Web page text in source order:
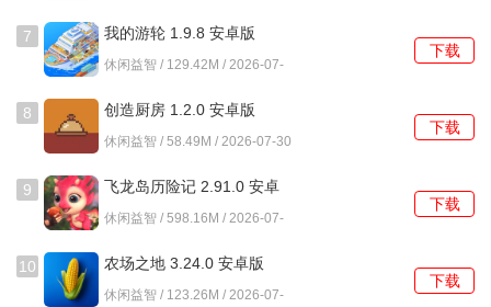
完美线条怎么玩？
1、观察圆环收缩的起始速度，初始阶段收缩较慢，适合调整
首次弹射角度。
2、面对光滑障碍物，需计算反弹后的路径，避免小球折返后
撞上其他障碍或飞出。
3、尖刺障碍通常固定位置，规划弹射轨迹时应优先考虑完全
避开这些区域。
4、连续穿越多个圆环后，收缩速度会阶段性加快，此时需减
7 我的游轮 1.9.8 安卓版
休闲益智 / 129.42M / 2026-07-
下载
8 创造厨房 1.2.0 安卓版
休闲益智 / 58.49M / 2026-07-30
下载
9
飞龙岛历险记 2.91.0 安卓
版
休闲益智 / 598.16M / 2026-07-
下载
10 农场之地 3.24.0 安卓版
休闲益智 / 123.26M / 2026-07-
下载